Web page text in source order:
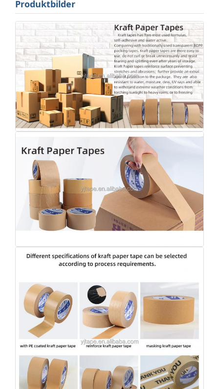
Produktbilder